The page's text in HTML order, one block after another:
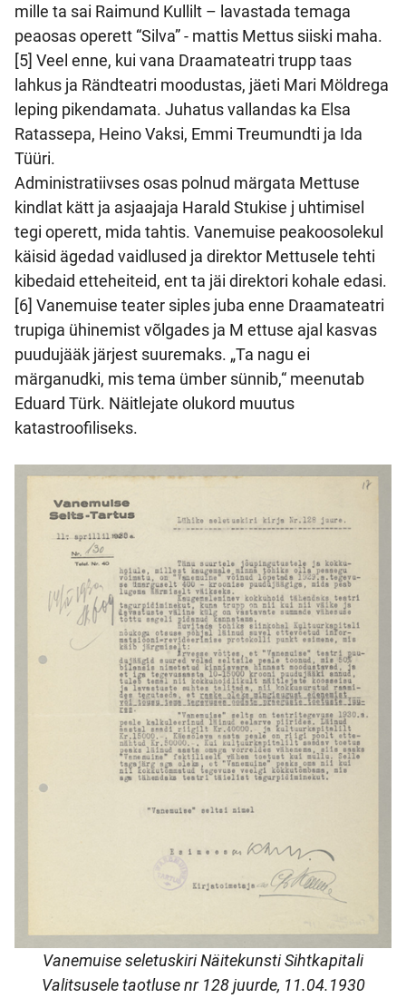
mille ta sai Raimund Kullilt – lavastada temaga
peaosas operett “Silva” - mattis Mettus siiski maha.
[5] Veel enne, kui vana Draamateatri trupp taas
lahkus ja Rändteatri moodustas, jäeti Mari Möldrega
leping pikendamata. Juhatus vallandas ka Elsa
Ratassepa, Heino Vaksi, Emmi Treumundti ja Ida
Tüüri.
Administratiivses osas polnud märgata Mettuse
kindlat kätt ja asjaajaja Harald Stukise j uhtimisel
tegi operett, mida tahtis. Vanemuise peakoosolekul
käisid ägedad vaidlused ja direktor Mettusele tehti
kibedaid etteheiteid, ent ta jäi direktori kohale edasi.
[6] Vanemuise teater siples juba enne Draamateatri
trupiga ühinemist võlgades ja M ettuse ajal kasvas
puudujääk järjest suuremaks. „Ta nagu ei
märganudki, mis tema ümber sünnib,“ meenutab
Eduard Türk. Näitlejate olukord muutus
katastroofiliseks.
Vanemuise seletuskiri Näitekunsti Sihtkapitali
Valitsusele taotluse nr 128 juurde, 11.04.1930